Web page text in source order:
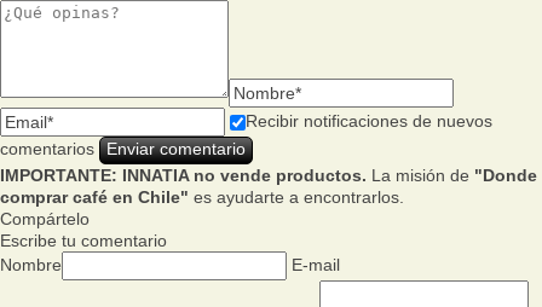
Recibir notificaciones de nuevos
comentarios
IMPORTANTE: INNATIA no vende productos. La misión de "Donde
comprar café en Chile" es ayudarte a encontrarlos.
Compártelo
Escribe tu comentario
Nombre
E-mail